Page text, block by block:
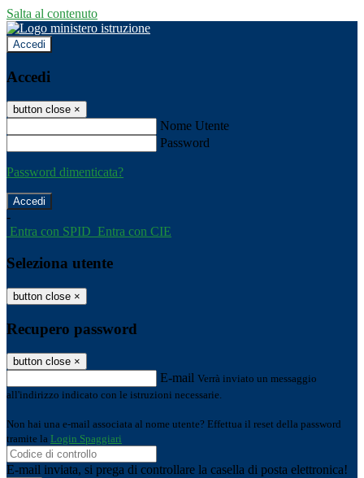
Salta al contenuto
Accedi
Accedi
button close ×
Nome Utente
Password
Password dimenticata?
-
Entra con SPID Entra con CIE
Seleziona utente
button close ×
Recupero password
button close ×
E-mail Verrà inviato un messaggio
all'indirizzo indicato con le istruzioni necessarie.
Non hai una e-mail associata al nome utente? Effettua il reset della password
tramite la Login Spaggiari
E-mail inviata, si prega di controllare la casella di posta elettronica!